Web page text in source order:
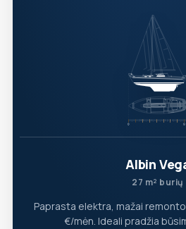
Albin
27 m² burių
Paprasta elektra, mažai
€/mėn. Ideali pradžia